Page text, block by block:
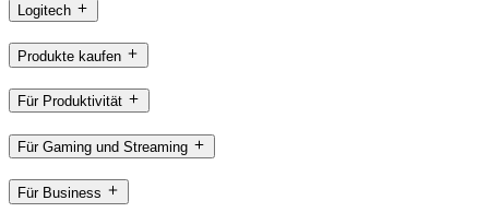
Logitech
Produkte kaufen
Für Produktivität
Für Gaming und Streaming
Für Business